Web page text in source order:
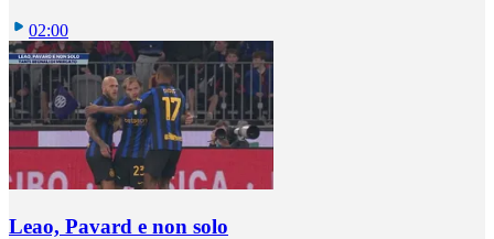
02:00
Leao, Pavard e non solo